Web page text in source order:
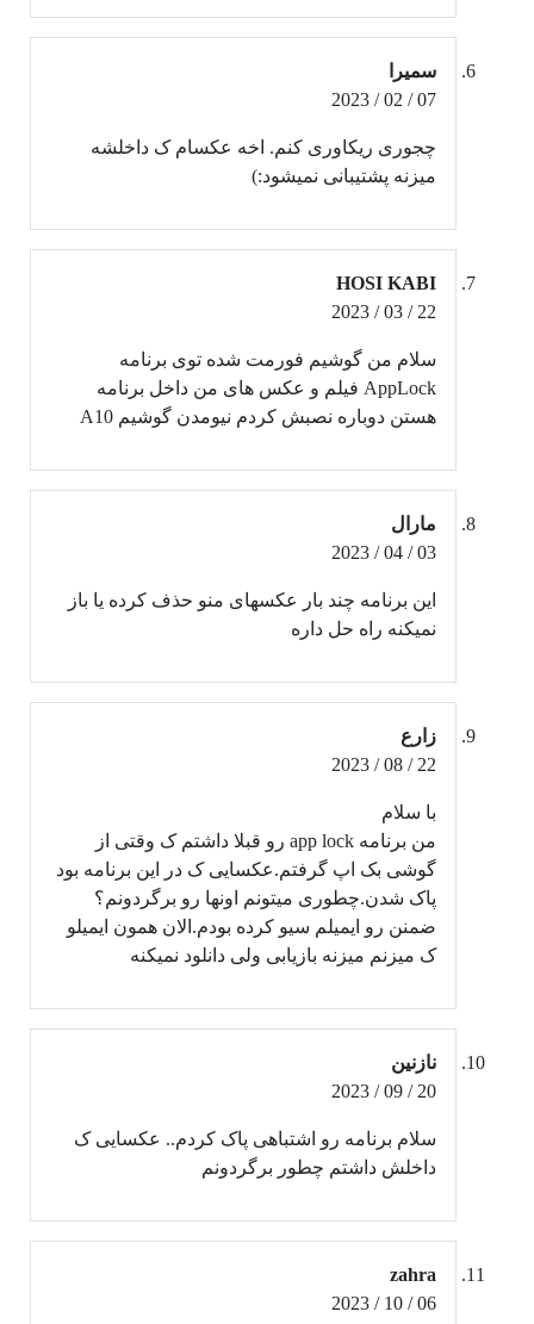
سمیرا
07 / 02 / 2023
چجوری ریکاوری کنم. اخه عکسام ک داخلشه
میزنه پشتیبانی نمیشود:)
HOSI KABI
22 / 03 / 2023
سلام من گوشیم فورمت شده توی برنامه
AppLock فیلم و عکس های من داخل برنامه
هستن دوباره نصبش کردم نیومدن گوشیم A10
مارال
03 / 04 / 2023
این برنامه چند بار عکسهای منو حذف کرده یا باز
نمیکنه راه حل داره
زارع
22 / 08 / 2023
با سلام
من برنامه app lock رو قبلا داشتم ک وقتی از
گوشی بک اپ گرفتم.عکسایی ک در این برنامه بود
پاک شدن.چطوری میتونم اونها رو برگردونم؟
ضمنن رو ایمیلم سیو کرده بودم.الان همون ایمیلو
ک میزنم میزنه بازیابی ولی دانلود نمیکنه
نازنین
20 / 09 / 2023
سلام برنامه رو اشتباهی پاک کردم.. عکسایی ک
داخلش داشتم چطور برگردونم
zahra
06 / 10 / 2023